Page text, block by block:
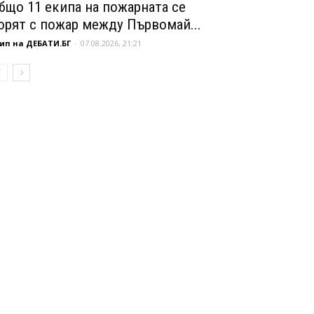
11 екипа на пожарната се
с пожар между Първомай...
на ДЕБАТИ.БГ - 07.08.2026, 21:21